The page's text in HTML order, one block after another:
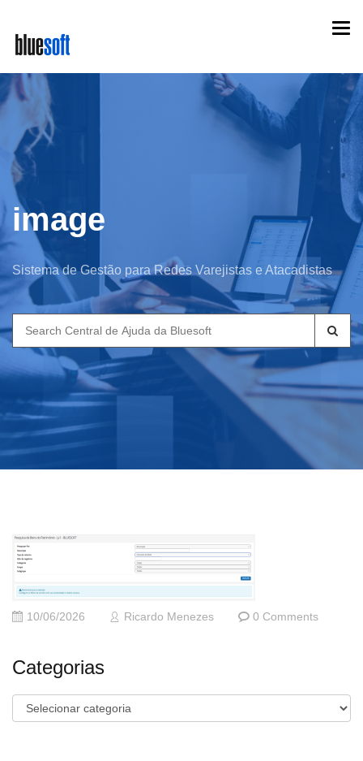
main
content
image
Sistema de Gestão para Redes Varejistas e Atacadistas
Search
for:
10/06/2026 Ricardo Menezes 0 Comments
Categorias
Categorias